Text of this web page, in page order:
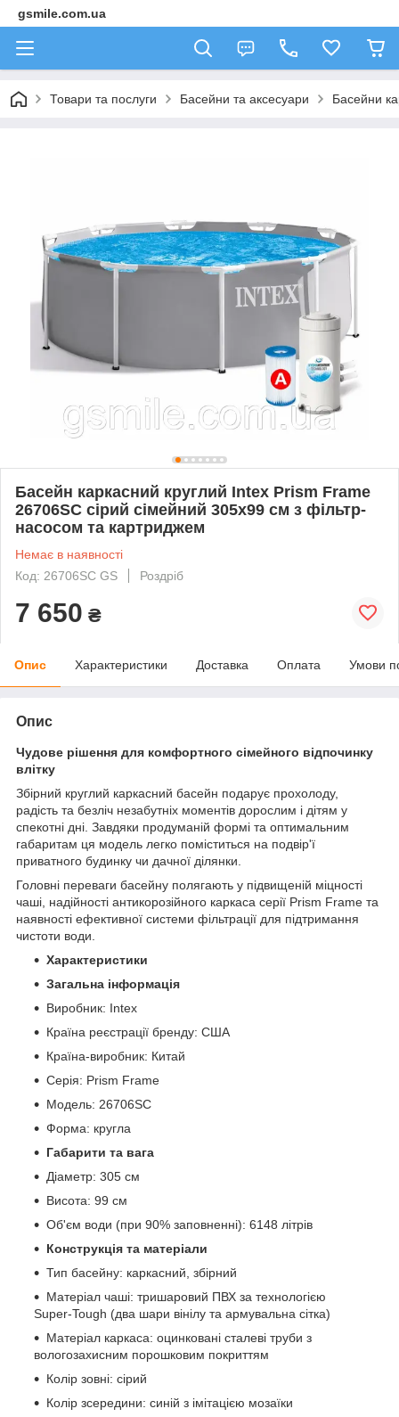
gsmile.com.ua
Товари та послуги Басейни та аксесуари Басейни
Басейн каркасний круглий Intex Prism Frame
26706SC сірий сімейний 305х99 см з фільтр-
насосом та картриджем
Немає в наявності
Код: 26706SC GS
Роздріб
7 650 ₴
Опис Характеристики Доставка Оплата Умови
Опис
Чудове рішення для комфортного сімейного відпочинку
влітку
Збірний круглий каркасний басейн подарує прохолоду,
радість та безліч незабутніх моментів дорослим і дітям у
спекотні дні. Завдяки продуманій формі та оптимальним
габаритам ця модель легко поміститься на подвір'ї
приватного будинку чи дачної ділянки.
Головні переваги басейну полягають у підвищеній міцності
чаші, надійності антикорозійного каркаса серії Prism Frame та
наявності ефективної системи фільтрації для підтримання
чистоти води.
Характеристики
Загальна інформація
Виробник: Intex
Країна реєстрації бренду: США
Країна-виробник: Китай
Серія: Prism Frame
Модель: 26706SC
Форма: кругла
Габарити та вага
Діаметр: 305 см
Висота: 99 см
Об'єм води (при 90% заповненні): 6148 літрів
Конструкція та матеріали
Тип басейну: каркасний, збірний
Матеріал чаші: тришаровий ПВХ за технологією
Super-Tough (два шари вінілу та армувальна сітка)
Матеріал каркаса: оцинковані сталеві труби з
вологозахисним порошковим покриттям
Колір зовні: сірий
Колір зсередини: синій з імітацією мозаїки